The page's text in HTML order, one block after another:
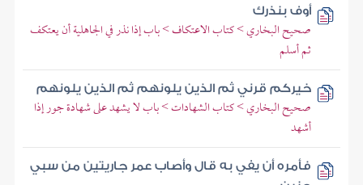
أوف بنذرك
صحيح البخاري > كتاب الاعتكاف > باب إذا نذر في الجاهلية أن يعتكف
ثم أسلم
خيركم قرني ثم الذين يلونهم ثم الذين يلونهم
صحيح البخاري > كتاب الشهادات > باب لا يشهد على شهادة جور إذا
أشهد
فأمره أن يفي به قال وأصاب عمر جاريتين من سبي